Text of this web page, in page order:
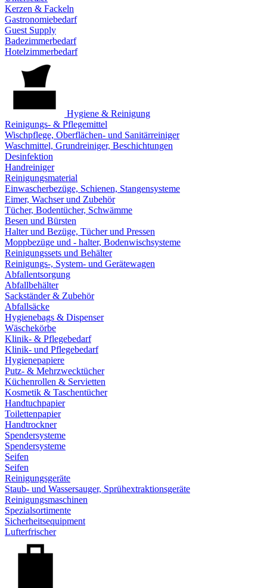
Kerzen & Fackeln
Gastronomiebedarf
Guest Supply
Badezimmerbedarf
Hotelzimmerbedarf
Hygiene & Reinigung
Reinigungs- & Pflegemittel
Wischpflege, Oberflächen- und Sanitärreiniger
Waschmittel, Grundreiniger, Beschichtungen
Desinfektion
Handreiniger
Reinigungsmaterial
Einwascherbezüge, Schienen, Stangensysteme
Eimer, Wachser und Zubehör
Tücher, Bodentücher, Schwämme
Besen und Bürsten
Halter und Bezüge, Tücher und Pressen
Moppbezüge und - halter, Bodenwischsysteme
Reinigungssets und Behälter
Reinigungs-, System- und Gerätewagen
Abfallentsorgung
Abfallbehälter
Sackständer & Zubehör
Abfallsäcke
Hygienebags & Dispenser
Wäschekörbe
Klinik- & Pflegebedarf
Klinik- und Pflegebedarf
Hygienepapiere
Putz- & Mehrzwecktücher
Küchenrollen & Servietten
Kosmetik & Taschentücher
Handtuchpapier
Toilettenpapier
Handtrockner
Spendersysteme
Spendersysteme
Seifen
Seifen
Reinigungsgeräte
Staub- und Wassersauger, Sprühextraktionsgeräte
Reinigungsmaschinen
Spezialsortimente
Sicherheitsequipment
Lufterfrischer